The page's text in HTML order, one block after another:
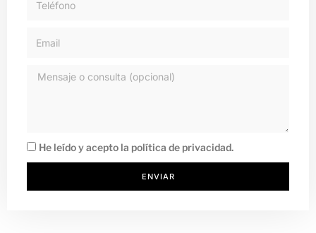
He leído y acepto la política de privacidad.
ENVIAR